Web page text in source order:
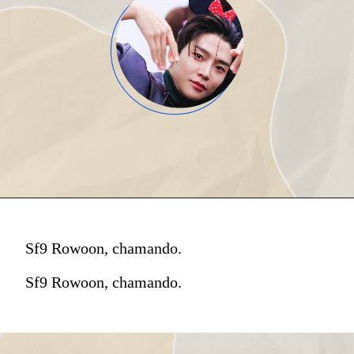
Sf9 Rowoon, chamando.
Sf9 Rowoon, chamando.